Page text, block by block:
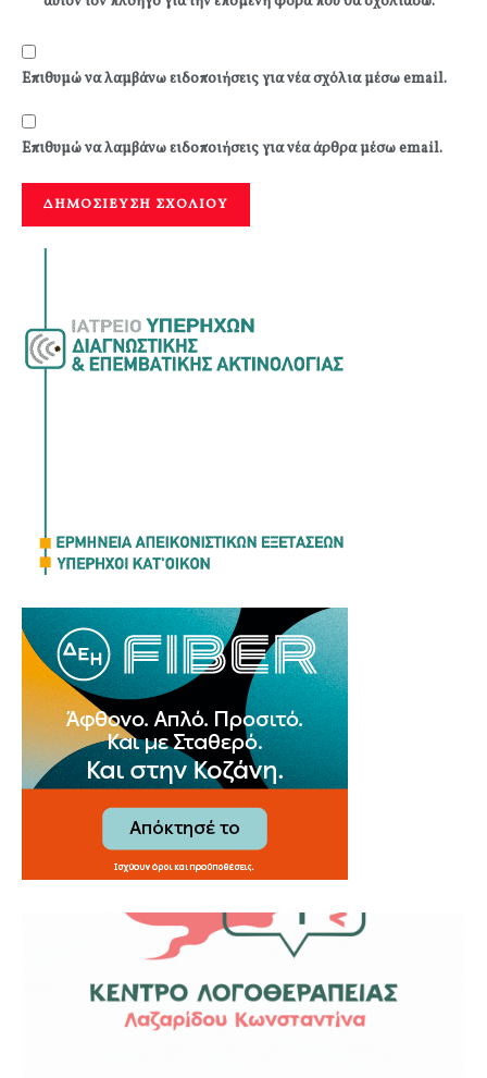
Επιθυμώ να λαμβάνω ειδοποιήσεις για νέα σχόλια μέσω email.
Επιθυμώ να λαμβάνω ειδοποιήσεις για νέα άρθρα μέσω email.